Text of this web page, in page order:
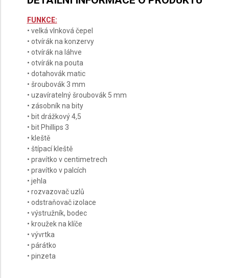
FUNKCE:
• velká vlnková čepel
• otvírák na konzervy
• otvírák na láhve
• otvírák na pouta
• dotahovák matic
• šroubovák 3 mm
• uzavíratelný šroubovák 5 mm
• zásobník na bity
• bit drážkový 4,5
• bit Phillips 3
• kleště
• štípací kleště
• pravítko v centimetrech
• pravítko v palcích
• jehla
• rozvazovač uzlů
• odstraňovač izolace
• výstružník, bodec
• kroužek na klíče
• vývrtka
• párátko
• pinzeta